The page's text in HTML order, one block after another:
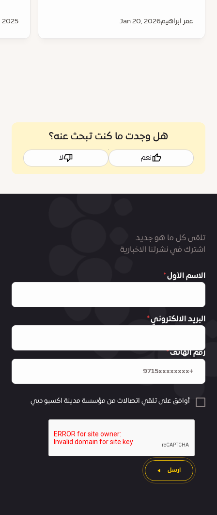
عمر ابراهيمJan 20, 2026
2025
هل وجدت ما كنت تبحث عنه؟
نعم لا
تلقى كل ما هو جديد
اشترك في نشرتنا الاخبارية
الاسم الأول
البريد الالكتروني
رقم الهاتف
أوافق على تلقي اتصالات من مؤسسة مدينة اكسبو دبي
ارسل